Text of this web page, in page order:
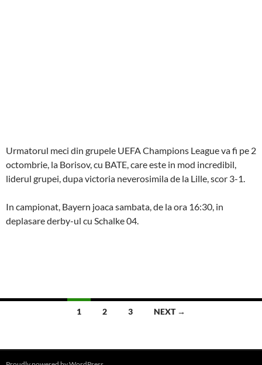
Urmatorul meci din grupele UEFA Champions League va fi pe 2
octombrie, la Borisov, cu BATE, care este in mod incredibil,
liderul grupei, dupa victoria neverosimila de la Lille, scor 3-1.
In campionat, Bayern joaca sambata, de la ora 16:30, in
deplasare derby-ul cu Schalke 04.
1 2 3 NEXT →